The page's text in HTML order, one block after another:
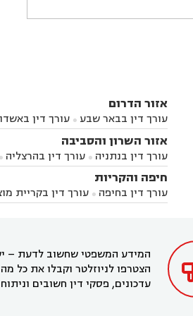
אזור הדרום
עורך דין בבאר שבע  עורך דין
באשקלון
עורך דין בבאר טוביה
עורך דין בניר הבנים עורך דין בערד
זיקים
עורך דין בנתיבות עורך דין
אזור השרון והסביבה
עורך דין בנתניה  עורך דין בהרצליה 
עורך דין בחדרה עורך דין בכפר
השרון
עורך דין באבן יהודה
עורך דין בחריש  עורך דין בקיסריה 
חיפה והקריות
עורך דין בחיפה  עורך דין בקריית
בקרית מוצקין
עורך דין בקריית אתא
המידע המשפטי שחשוב לדעת –
הצטרפו לניוזלטר וקבלו את כל
עדכונים, פסקי דין חשובים